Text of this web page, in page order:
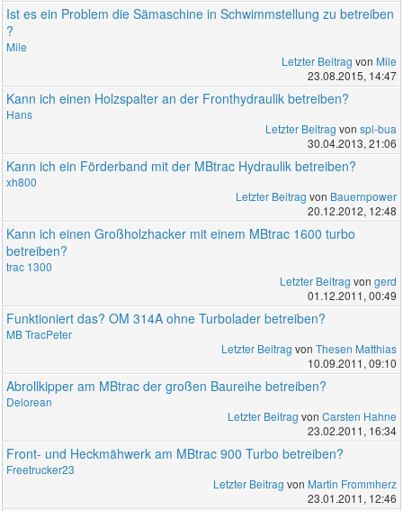
Ist es ein Problem die Sämaschine in Schwimmstellung zu betreiben
?
Mile
Letzter Beitrag von Mile
23.08.2015, 14:47
Kann ich einen Holzspalter an der Fronthydraulik betreiben?
Hans
Letzter Beitrag von spl-bua
30.04.2013, 21:06
Kann ich ein Förderband mit der MBtrac Hydraulik betreiben?
xh800
Letzter Beitrag von Bauernpower
20.12.2012, 12:48
Kann ich einen Großholzhacker mit einem MBtrac 1600 turbo
betreiben?
trac 1300
Letzter Beitrag von gerd
01.12.2011, 00:49
Funktioniert das? OM 314A ohne Turbolader betreiben?
MB TracPeter
Letzter Beitrag von Thesen Matthias
10.09.2011, 09:10
Abrollkipper am MBtrac der großen Baureihe betreiben?
Delorean
Letzter Beitrag von Carsten Hahne
23.02.2011, 16:34
Front- und Heckmähwerk am MBtrac 900 Turbo betreiben?
Freetrucker23
Letzter Beitrag von Martin Frommherz
23.01.2011, 12:46